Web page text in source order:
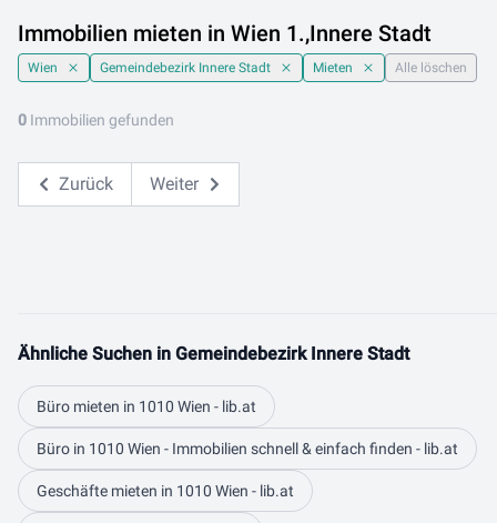
Immobilien mieten in Wien 1.,Innere Stadt
Wien Gemeindebezirk Innere Stadt Mieten Alle löschen
0 Immobilien gefunden
Zurück Weiter
Ähnliche Suchen in Gemeindebezirk Innere Stadt
Büro mieten in 1010 Wien - lib.at
Büro in 1010 Wien - Immobilien schnell & einfach finden - lib.at
Geschäfte mieten in 1010 Wien - lib.at